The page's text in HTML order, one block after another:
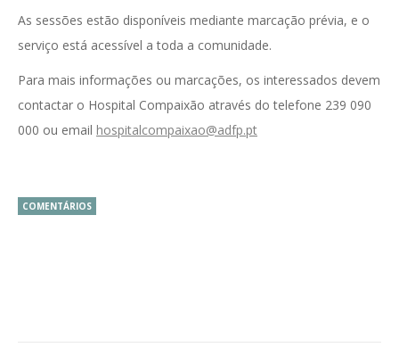
As sessões estão disponíveis mediante marcação prévia, e o
serviço está acessível a toda a comunidade.
Para mais informações ou marcações, os interessados devem
contactar o Hospital Compaixão através do telefone 239 090
000 ou email hospitalcompaixao@adfp.pt
COMENTÁRIOS